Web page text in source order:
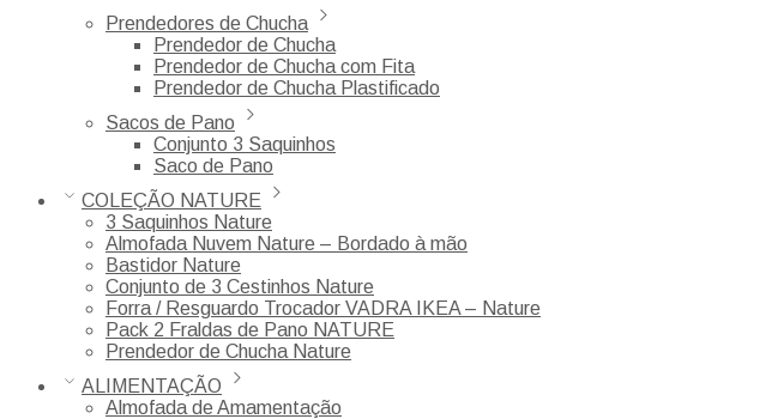
Prendedores de Chucha
Prendedor de Chucha
Prendedor de Chucha com Fita
Prendedor de Chucha Plastificado
Sacos de Pano
Conjunto 3 Saquinhos
Saco de Pano
COLEÇÃO NATURE
3 Saquinhos Nature
Almofada Nuvem Nature – Bordado à mão
Bastidor Nature
Conjunto de 3 Cestinhos Nature
Forra / Resguardo Trocador VADRA IKEA – Nature
Pack 2 Fraldas de Pano NATURE
Prendedor de Chucha Nature
ALIMENTAÇÃO
Almofada de Amamentação